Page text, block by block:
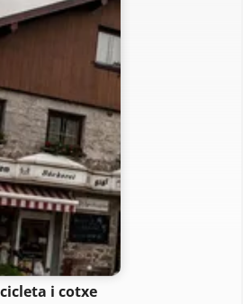
i cotxe